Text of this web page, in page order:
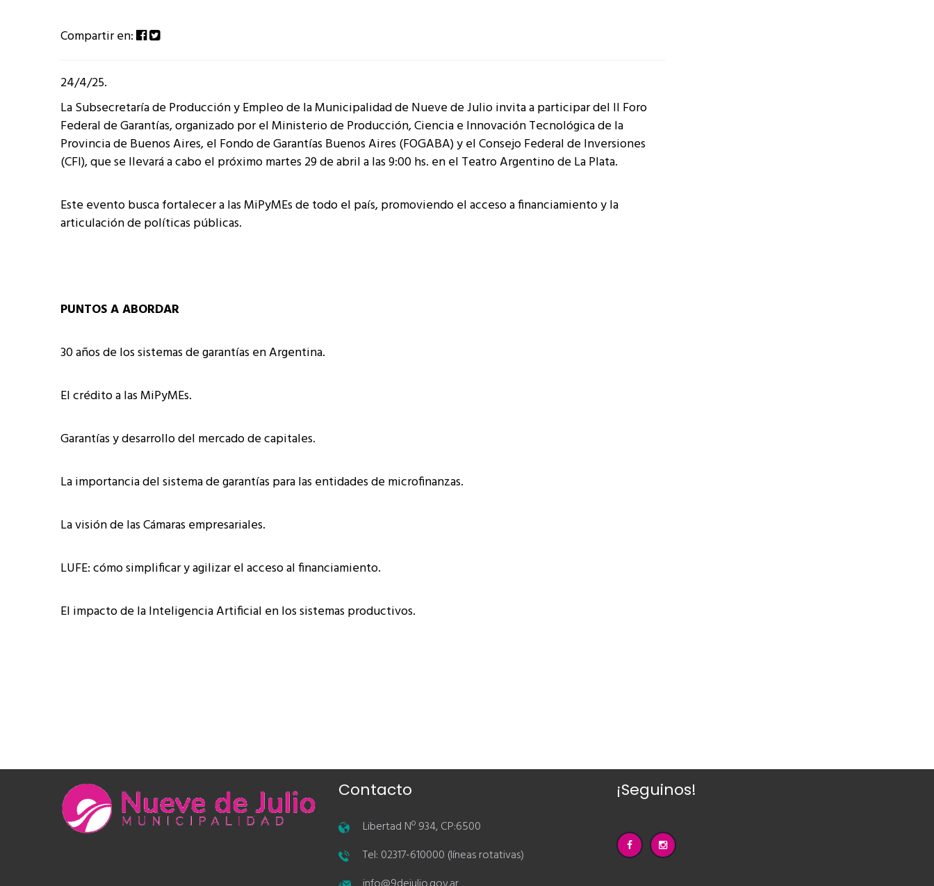
Compartir en:
24/4/25.
La Subsecretaría de Producción y Empleo de la Municipalidad de Nueve de Julio invita a participar del II Foro
Federal de Garantías, organizado por el Ministerio de Producción, Ciencia e Innovación Tecnológica de la
Provincia de Buenos Aires, el Fondo de Garantías Buenos Aires (FOGABA) y el Consejo Federal de Inversiones
(CFI), que se llevará a cabo el próximo martes 29 de abril a las 9:00 hs. en el Teatro Argentino de La Plata.
Este evento busca fortalecer a las MiPyMEs de todo el país, promoviendo el acceso a financiamiento y la
articulación de políticas públicas.
PUNTOS A ABORDAR
30 años de los sistemas de garantías en Argentina.
El crédito a las MiPyMEs.
Garantías y desarrollo del mercado de capitales.
La importancia del sistema de garantías para las entidades de microfinanzas.
La visión de las Cámaras empresariales.
LUFE: cómo simplificar y agilizar el acceso al financiamiento.
El impacto de la Inteligencia Artificial en los sistemas productivos.
Contacto
Libertad Nº 934, CP:6500
Tel: 02317-610000 (líneas rotativas)
¡Seguinos!